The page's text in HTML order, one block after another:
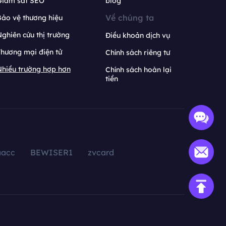
vệ thương hiệu
cứu thị trường
mại điện tử
trường hợp hơn
Về chúng ta
Điều khoản dịch vụ
Chính sách riêng tư
Chính sách hoàn lại
tiền
BEWISER1 zvcard